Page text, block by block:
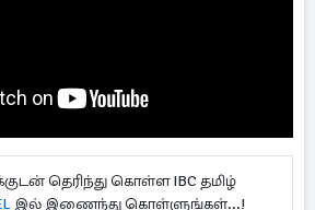
தெரிந்து கொள்ள IBC தமிழ்
இல் இணைந்து கொள்ளுங்கள்...!